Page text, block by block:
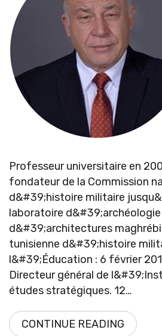
Professeur universitaire en
fondateur de la Commission
d&#39;histoire militaire
laboratoire
d&#39;architectures
tunisienne d&#39;histoire
l&#39;Éducation : 6 février
Directeur général de
études stratégiques. 12…
CONTINUE READING